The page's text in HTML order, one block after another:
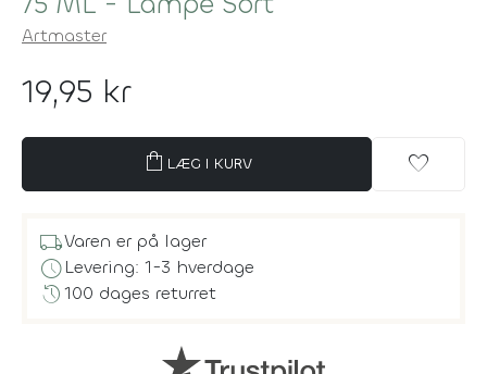
Artmaster
19,95 kr
shopping_bag LÆG I KURV favorite
local_shippingVaren er på lager
scheduleLevering: 1-3 hverdage
history100 dages returret